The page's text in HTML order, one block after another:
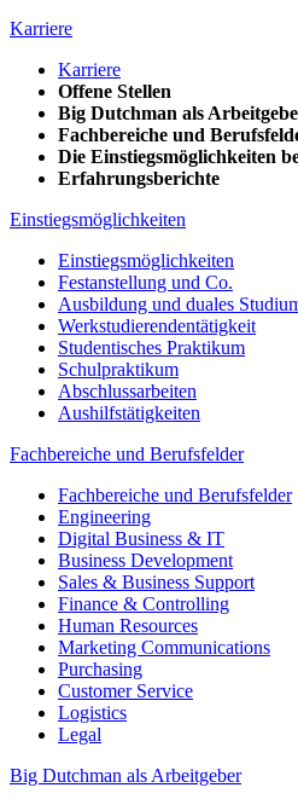
Karriere
Karriere
Offene Stellen
Big Dutchman als
Fachbereiche und
Die Einstiegsmöglichkeiten
Erfahrungsberichte
Einstiegsmöglichkeiten
Einstiegsmöglichkeiten
Festanstellung und Co.
Ausbildung und duales
Werkstudierendentätigkeit
Studentisches Praktikum
Schulpraktikum
Abschlussarbeiten
Aushilfstätigkeiten
Fachbereiche und Berufsfelder
Fachbereiche und Berufsfelder
Engineering
Digital Business & IT
Business Development
Sales & Business Support
Finance & Controlling
Human Resources
Marketing Communications
Purchasing
Customer Service
Logistics
Legal
Big Dutchman als Arbeitgeber